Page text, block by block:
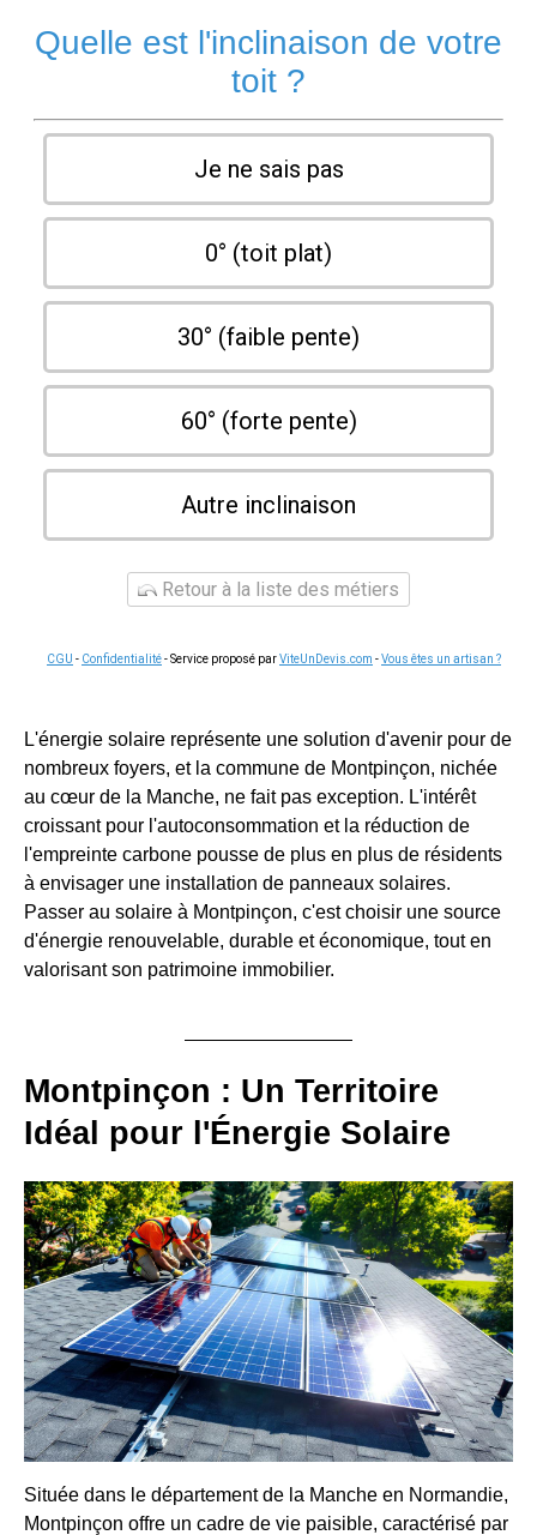
Quelle est l'inclinaison de votre
toit ?
Je ne sais pas
0° (toit plat)
30° (faible pente)
60° (forte pente)
Autre inclinaison
Retour à la liste des métiers
CGU - Confidentialité- Service proposé parViteUnDevis.com -Vous êtes un artisan ?
L'énergie solaire représente une solution d'avenir pour de
nombreux foyers, et la commune de Montpinçon, nichée
au cœur de la Manche, ne fait pas exception. L'intérêt
croissant pour l'autoconsommation et la réduction de
l'empreinte carbone pousse de plus en plus de résidents
à envisager une installation de panneaux solaires.
Passer au solaire à Montpinçon, c'est choisir une source
d'énergie renouvelable, durable et économique, tout en
valorisant son patrimoine immobilier.
Montpinçon : Un Territoire
Idéal pour l'Énergie Solaire
Située dans le département de la Manche en Normandie,
Montpinçon offre un cadre de vie paisible, caractérisé par